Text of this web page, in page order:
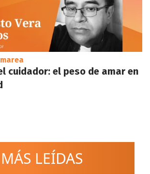
cuidador: el peso de amar en
MÁS LEÍDAS